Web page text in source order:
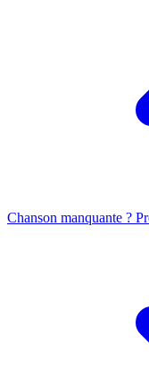
Chanson manquante ?